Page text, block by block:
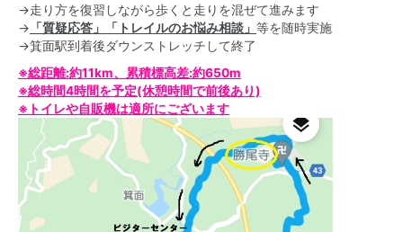
→走り方を復習しながら歩くと走りを混ぜて進みます
→ 「質疑応答」「トレイルのお悩み相談」 等を随時実施
→箕面駅到着後ダウンストレッチして終了
※総距離:約11km、累積標高差:約650m
※総時間4時間を予定(休憩時間で前後あり)
※トイレや自販機は適所にございます